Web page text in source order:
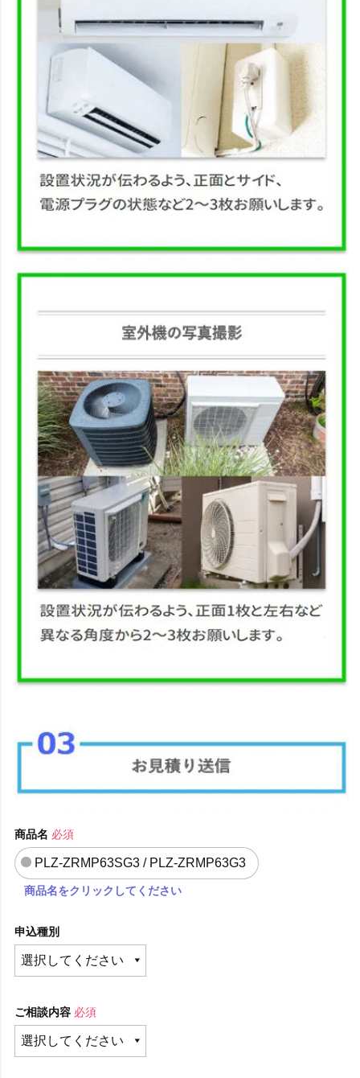
商品名 必須
PLZ-ZRMP63SG3 / PLZ-ZRMP63G3
商品名をクリックしてください
申込種別
ご相談内容 必須